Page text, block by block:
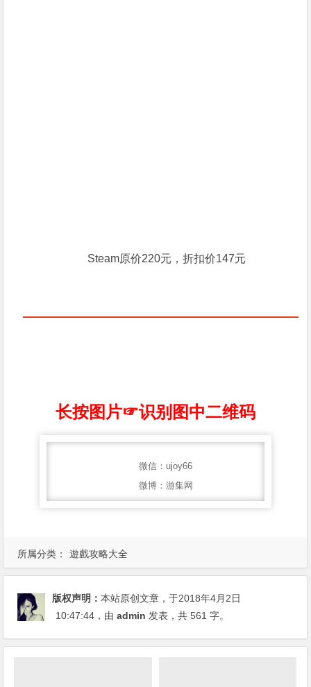
所属分类： 遊戲攻略大全
Steam原价220元，折扣价147元
长按图片☞识别图中二维码
微信：ujoy66
微博：游集网
版权声明：本站原创文章，于2018年4月2日
10:47:44 ，由admin 发表，共 561 字。